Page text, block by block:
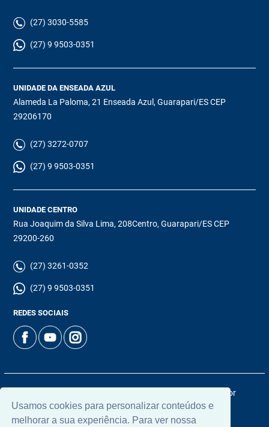
Usamos cookies para personalizar conteúdos e
melhorar a sua experiência. Para ver nossa
(27) 3030-5585
(27) 9 9503-0351
UNIDADE DA ENSEADA AZUL
Alameda La Paloma, 21 Enseada Azul, Guarapari/ES CEP
29206170
(27) 3272-0707
(27) 9 9503-0351
UNIDADE CENTRO
Rua Joaquim da Silva Lima, 208Centro, Guarapari/ES CEP
29200-260
(27) 3261-0352
(27) 9 9503-0351
REDES SOCIAIS
© 2026 | Chamoun Imóveis | CRECI: 5965J | Desenvolvido por
Universal Software.